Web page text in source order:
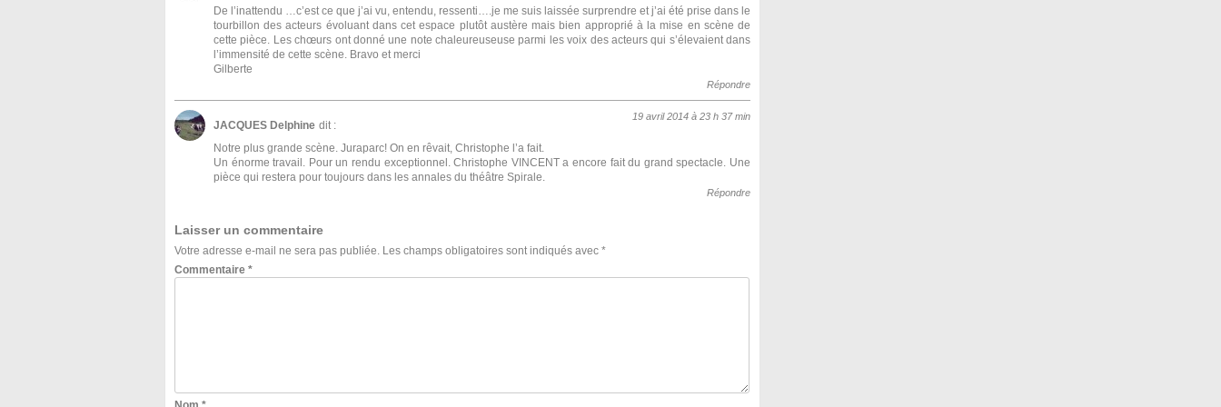
De l’inattendu …c’est ce que j’ai vu, entendu, ressenti….je me suis laissée surprendre et j’ai été prise dans le
tourbillon des acteurs évoluant dans cet espace plutôt austère mais bien approprié à la mise en scène de
cette pièce. Les chœurs ont donné une note chaleureuseuse parmi les voix des acteurs qui s’élevaient dans
l’immensité de cette scène. Bravo et merci
Gilberte
Répondre
JACQUES Delphine dit :
19 avril 2014 à 23 h 37 min
Notre plus grande scène. Juraparc! On en rêvait, Christophe l’a fait.
Un énorme travail. Pour un rendu exceptionnel. Christophe VINCENT a encore fait du grand spectacle. Une
pièce qui restera pour toujours dans les annales du théâtre Spirale.
Répondre
Laisser un commentaire
Votre adresse e-mail ne sera pas publiée. Les champs obligatoires sont indiqués avec *
Commentaire *